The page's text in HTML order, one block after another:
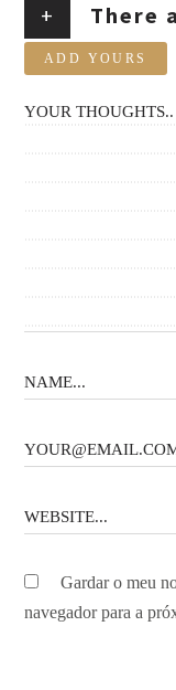
+ There
ADD YOURS
Gardar o meu
navegador para a